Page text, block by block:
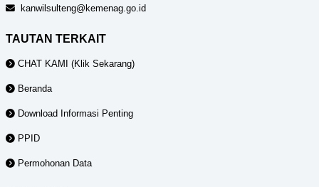
kanwilsulteng@kemenag.go.id
TAUTAN TERKAIT
CHAT KAMI (Klik Sekarang)
Beranda
Download Informasi Penting
PPID
Permohonan Data